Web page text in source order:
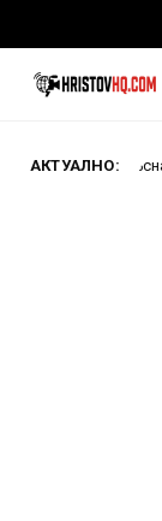
АКТУАЛНО:
срещу